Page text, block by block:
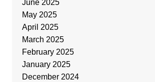
June 2025
May 2025
April 2025
March 2025
February 2025
January 2025
December 2024